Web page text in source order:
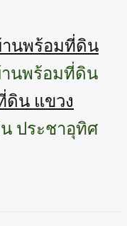
นพร้อมที่ดิน
นพร้อมที่ดิน
ดิน แขวง
ประชาอุทิศ